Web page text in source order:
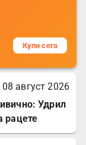
Купи сега
08 август 2026
Удрил
рацете